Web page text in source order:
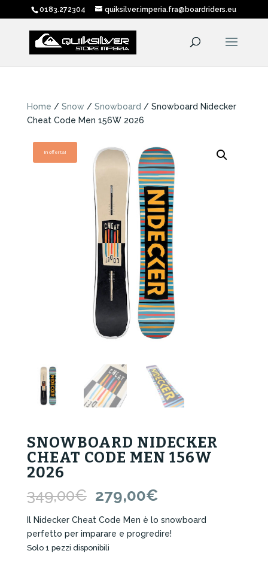
0183.272304 quiksilver.imperia.fra@boardriders.eu
Home / Snow / Snowboard / Snowboard Nidecker
Cheat Code Men 156W 2026
In offerta!
SNOWBOARD NIDECKER
CHEAT CODE MEN 156W
2026
349,00€ Il
prezzo
originale
era:
349,00€.
279,00€
attuale
è:
Il Nidecker Cheat Code Men è lo snowboard
perfetto per imparare e progredire!
Solo 1 pezzi disponibili